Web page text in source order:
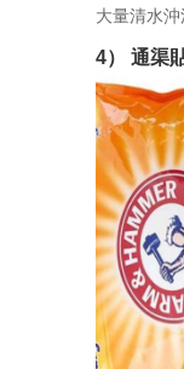
大量清水沖
4） 通渠